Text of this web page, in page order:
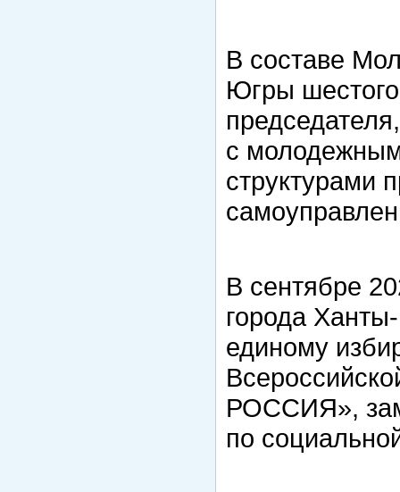
В составе
Югры
с
структурами
В сентябре
города
единому
РОССИЯ»,
по